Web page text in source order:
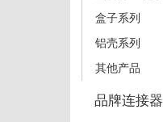
盒子系列
铝壳系列
其他产品
品牌连接器